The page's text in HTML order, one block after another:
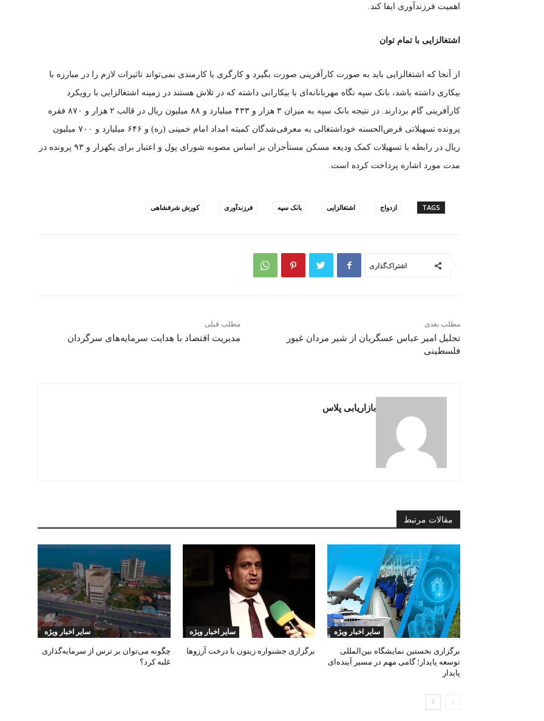
اهمیت فرزندآوری ایفا کند.
اشتغالزایی با تمام توان
از آنجا که اشتغالزایی باید به صورت کارآفرینی صورت بگیرد و کارگری یا کارمندی نمی‌تواند تاثیرات لازم را در مبارزه با
بیکاری داشته باشد، بانک سپه نگاه مهربانانه‌ای با بیکارانی داشته که در تلاش هستند در زمینه اشتغالزایی با رویکرد
کارآفرینی گام بردارند. در نتیجه بانک سپه به میزان ۳ هزار و ۴۳۳ میلیارد و ۸۸ میلیون ریال در قالب ۲ هزار و ۸۷۰ فقره
پرونده تسهیلاتی قرض‌الحسنه خوداشتغالی به معرفی‌شدگان کمیته امداد امام خمینی (ره) و ۶۴۶ میلیارد و ۷۰۰ میلیون
ریال در رابطه با تسهیلات کمک ودیعه مسکن مستأجران بر اساس مصوبه شورای پول و اعتبار برای یکهزار و ۹۳ پرونده در
مدت مورد اشاره پرداخت کرده است.
TAGS ازدواج اشتغالزایی بانک سپه فرزندآوری کورش شرفشاهی
اشتراک‌گذاری
مطلب قبلی
مدیریت اقتصاد با هدایت سرمایه‌های سرگردان
مطلب بعدی
تجلیل امیر عباس عسگریان از شیر مردان غیور
فلسطینی
بازاریابی پلاس
مقالات مرتبط
سایر اخبار ویژه
برگزاری نخستین نمایشگاه بین‌المللی
توسعه پایدار؛ گامی مهم در مسیر آینده‌ای
پایدار
سایر اخبار ویژه
برگزاری جشنواره زیتون با درخت آرزوها
سایر اخبار ویژه
چگونه می‌توان بر ترس از سرمایه‌گذاری
غلبه کرد؟